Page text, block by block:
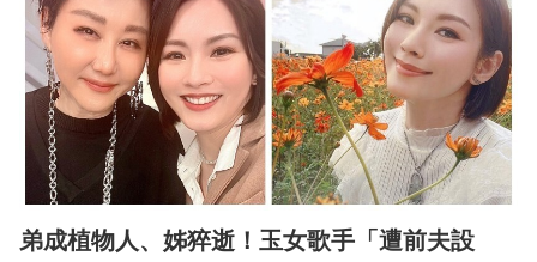
弟成植物人、姊猝逝！玉女歌手「遭前夫設